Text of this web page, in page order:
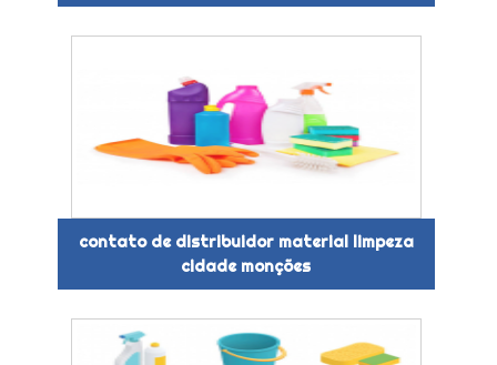
contato de distribuidor material limpeza
cidade monções